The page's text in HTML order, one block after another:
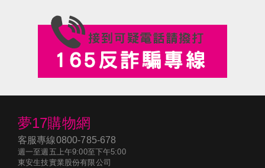
夢17購物網
客服專線0800-785-678
週一至週五上午9:00至下午5:00
東安生技實業股份有限公司